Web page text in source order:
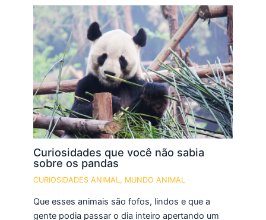
Curiosidades que você não sabia
sobre os pandas
CURIOSIDADES ANIMAL , MUNDO ANIMAL
Que esses animais são fofos, lindos e que a
gente podia passar o dia inteiro apertando um